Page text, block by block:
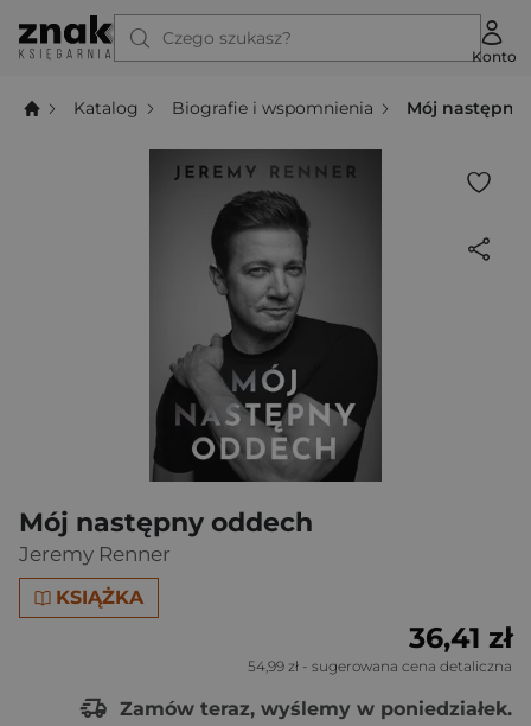
Czego szukasz?
Konto
Katalog Biografie i wspomnienia Mój następny
Mój następny oddech
Jeremy Renner
KSIĄŻKA
36,41 zł
54,99 zł - sugerowana cena detaliczna
Zamów teraz, wyślemy w poniedziałek.